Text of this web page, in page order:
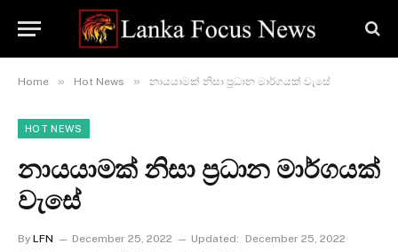
Home » Hot News » නායයාමක් නිසා ප්‍රධාන මාර්ගයක් වැසේ
HOT NEWS
නායයාමක් නිසා ප්‍රධාන මාර්ගයක්
වැසේ
By LFN December 25, 2022 Updated:
December 25, 2022